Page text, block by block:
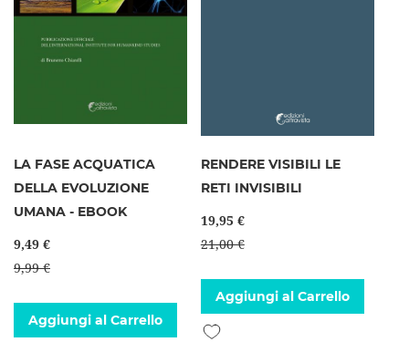
LA FASE ACQUATICA
DELLA EVOLUZIONE
UMANA - EBOOK
9,49 €
9,99 €
Aggiungi al Carrello
RENDERE VISIBILI LE
RETI INVISIBILI
19,95 €
21,00 €
Aggiungi al Carrello
Aggiungi alla lista desideri